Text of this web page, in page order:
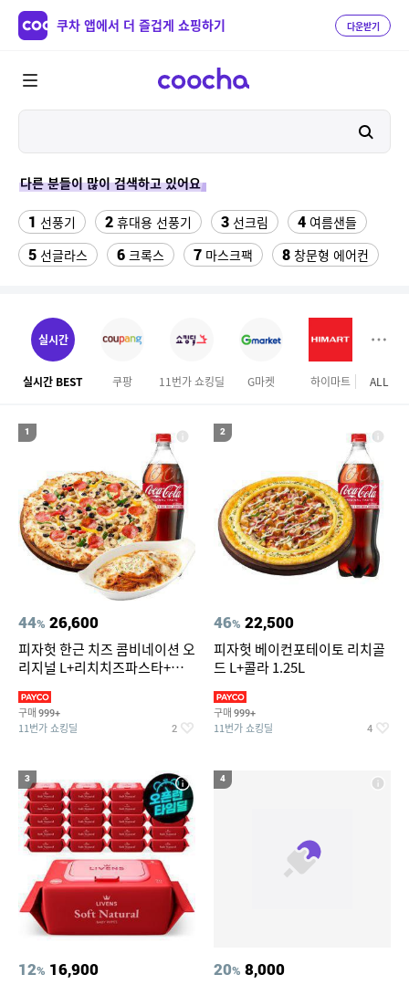
쿠차 앱에서 더 즐겁게 쇼핑하기 다운받기
다른 분들이 많이 검색하고 있어요
1 선풍기 2 휴대용 선풍기 3 선크림 4 여름샌들
5 선글라스 6 크록스 7 마스크팩 8 창문형 에어컨
11 캐쥬얼화
14 워치4케이스
16 마른안주 대용량 17 실외기없는 에어컨 18 io1430
캠핑선풍기
ALL
실시간
실시간 BEST 쿠팡 11번가 쇼킹딜 G마켓 하이마트 마이리
1
44% 26,600
피자헛 한근 치즈 콤비네이션 오
리지널 L+리치치즈파스타+콜
구매 999+
11번가 쇼킹딜 2
2
46% 22,500
피자헛 베이컨포테이토 리치골
드 L+콜라 1.25L
구매 999+
11번가 쇼킹딜 4
3
12% 16,900
4
20% 8,000